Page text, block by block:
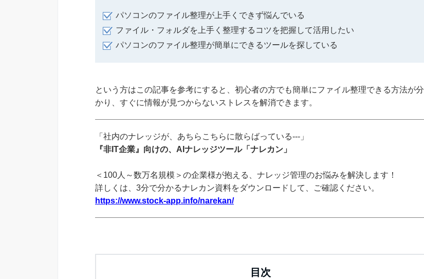
パソコンのファイル整理が上手くできず悩んでいる
ファイル・フォルダを上手く整理するコツを把握して活用したい
パソコンのファイル整理が簡単にできるツールを探している
という方はこの記事を参考にすると、初心者の方でも簡単にファイル整理できる方法が分
かり、すぐに情報が見つからないストレスを解消できます。
「社内のナレッジが、あちらこちらに散らばっている---」
『非IT企業』向けの、AIナレッジツール「ナレカン」
＜100人～数万名規模＞の企業様が抱える、ナレッジ管理のお悩みを解決します！
詳しくは、3分で分かるナレカン資料をダウンロードして、ご確認ください。
https://www.stock-app.info/narekan/
目次